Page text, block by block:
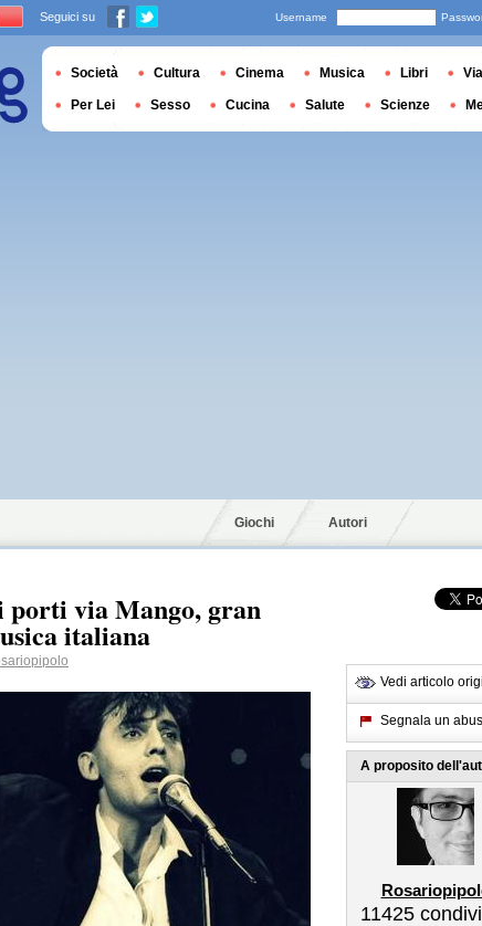
Giochi Autori
porti via Mango, gran
italiana
Vedi articolo
Segnala un
A proposito
11425
Seguici su Username
Società Cultura Cinema Musica Libri
Per Lei Sesso Cucina Salute Scienze